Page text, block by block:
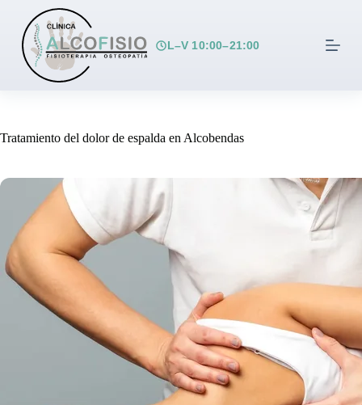
c
o
t
d
L–V 10:00–21:00
Tratamiento del dolor de espalda en Alcobendas